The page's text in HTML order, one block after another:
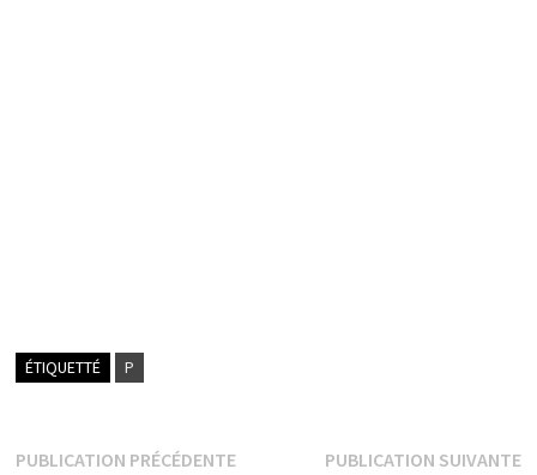
ÉTIQUETTÉ P
Navigation
PUBLICATION PRÉCÉDENTEPublicationPUBLICATION SUIVANTE